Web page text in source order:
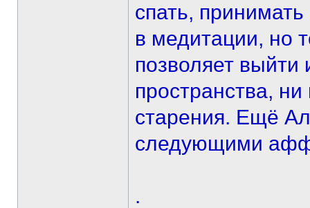
спать,
в медитации, но
позволяет выйти
пространства,
старения. Ещё
следующими
.